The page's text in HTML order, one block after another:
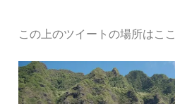
この上のツイートの場所はここ